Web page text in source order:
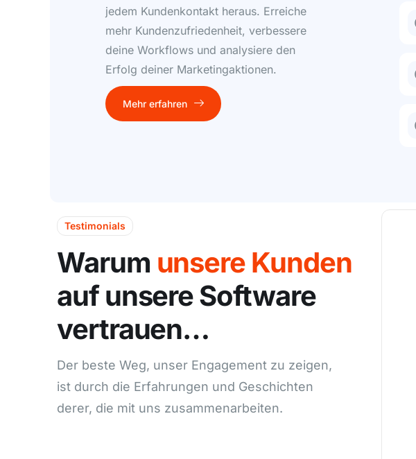
jedem Kundenkontakt heraus. Erreiche
mehr Kundenzufriedenheit, verbessere
deine Workflows und analysiere den
Erfolg deiner Marketingaktionen.
Mehr erfahren
Testimonials
Warum unsere Kunden
auf unsere Software
vertrauen…
Der beste Weg, unser Engagement zu zeigen,
ist durch die Erfahrungen und Geschichten
derer, die mit uns zusammenarbeiten.
Wellness & Naturresort Reischlhof ****S
Hermann Reischl
der Vergangenheit an. Unsere Prozesse sind effizienter,
und wir können uns voll und ganz auf das Wesentliche